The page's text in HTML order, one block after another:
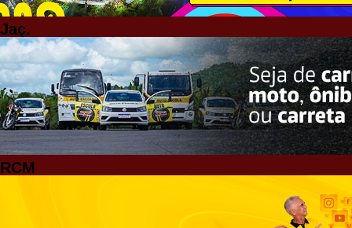
Jaç.
RCM